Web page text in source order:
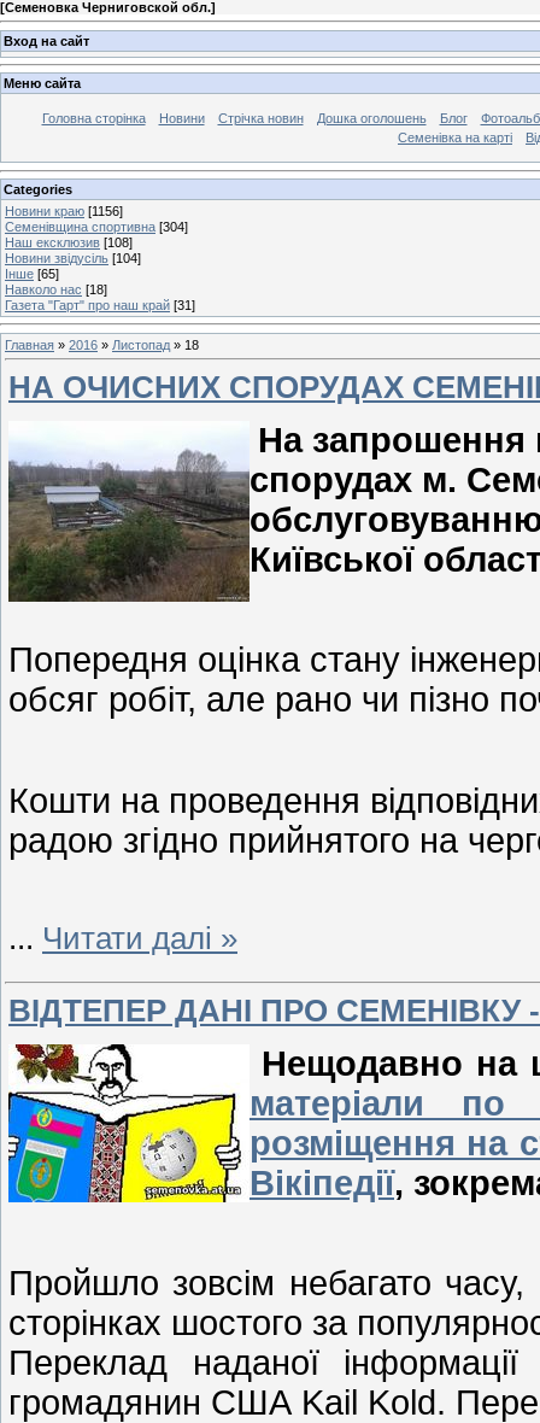
[Семеновка Черниговской обл.]
Вход на сайт
Меню сайта
Головна сторінка Новини Стрічка новин Дошка оголошень Блог
Семенівка на карті
Categories
Новини краю [1156]
Семенівщина спортивна [304]
Наш ексклюзив [108]
Новини звідусіль [104]
Інше [65]
Навколо нас [18]
Газета "Гарт" про наш край [31]
Главная » 2016 » Листопад » 18
НА ОЧИСНИХ СПОРУДАХ
На запрошення
спорудах м.
Київської
Попередня оцінка стану
обсяг робіт, але рано чи пізно
Кошти на проведення
радою згідно прийнятого на
... Читати далі »
ВІДТЕПЕР ДАНІ ПРО СЕМЕНІВКУ
Нещодавно на
матеріали по
розміщення на
Вікіпедії,
Пройшло зовсім небагато
сторінках шостого за
Переклад наданої
громадянин США Kail Kold.